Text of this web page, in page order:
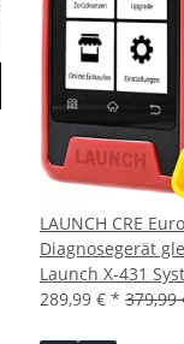
LAUNCH CRE
Diagnosegerät
Launch X-431
289,99 € * 379,99